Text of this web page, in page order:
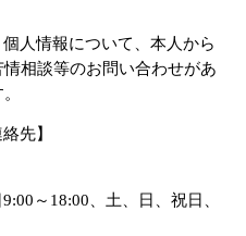
人情報について、本人から
相談等のお問い合わせがあ
先】
～18:00、土、日、祝日、